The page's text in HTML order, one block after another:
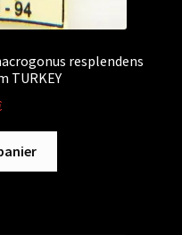
resplendens
TURKEY